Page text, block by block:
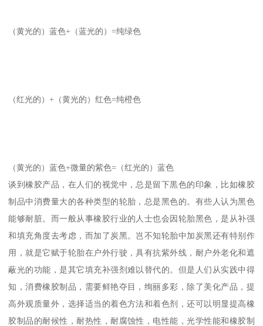
（黄光的）蓝色+（蓝光的）=纯绿色
（红光的）+（黄光的）红色=纯橙色
（黄光的）蓝色+微量的紫色=（红光的）蓝色
谈到橡胶产品，在人们的视觉中，总是留下黒色的印象，比如橡胶
制品中消费量大的各种类型的轮胎，总是黑色的。有些人认为黑色
能够耐脏。而一般从事橡胶行业的人士也会因轮胎黑色，是从补强
和填充角度去考虑，而加了炭黑。岂不知轮胎中加炭黑还有特别作
用，就是它赋于轮胎在户外行驶，具有抗紫外线，耐户外老化和遮
蔽光的功能，是其它填充补强剂难以替代的。但是人们从实践中得
知，消费橡胶制品，需要鲜艳夺目，绚丽多彩，除了美化产品，提
高外观质量外，选择适当的着色方法和着色剂，还可以明显提高橡
胶制品的耐候性，耐热性，耐腐蚀性，电性能，光学性能和橡胶制